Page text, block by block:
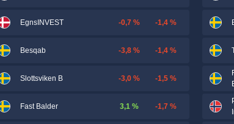
EgnsINVEST -0,7 % -1,4 %
Besqab -3,8 % -1,4 %
Slottsviken B -3,0 % -1,5 %
Fast Balder 3,1 % -1,7 %